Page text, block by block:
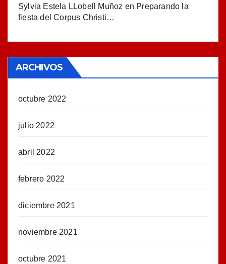
Sylvia Estela LLobell Muñoz en Preparando la
fiesta del Corpus Christi…
ARCHIVOS
octubre 2022
julio 2022
abril 2022
febrero 2022
diciembre 2021
noviembre 2021
octubre 2021